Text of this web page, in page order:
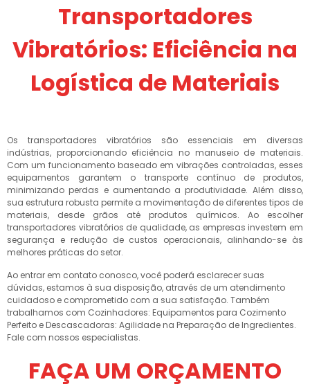
Transportadores
Vibratórios: Eficiência na
Logística de Materiais
Os transportadores vibratórios são essenciais em diversas
indústrias, proporcionando eficiência no manuseio de materiais.
Com um funcionamento baseado em vibrações controladas, esses
equipamentos garantem o transporte contínuo de produtos,
minimizando perdas e aumentando a produtividade. Além disso,
sua estrutura robusta permite a movimentação de diferentes tipos de
materiais, desde grãos até produtos químicos. Ao escolher
transportadores vibratórios de qualidade, as empresas investem em
segurança e redução de custos operacionais, alinhando-se às
melhores práticas do setor.
Ao entrar em contato conosco, você poderá esclarecer suas
dúvidas, estamos à sua disposição, através de um atendimento
cuidadoso e comprometido com a sua satisfação. Também
trabalhamos com Cozinhadores: Equipamentos para Cozimento
Perfeito e Descascadoras: Agilidade na Preparação de Ingredientes.
Fale com nossos especialistas.
FAÇA UM ORÇAMENTO